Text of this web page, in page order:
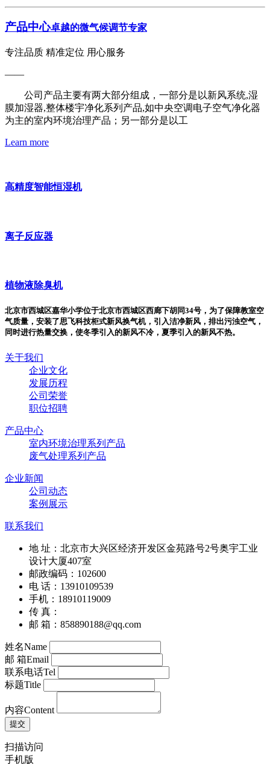
产品中心卓越的微气候调节专家
专注品质 精准定位 用心服务
——
公司产品主要有两大部分组成，一部分是以新风系统,湿
膜加湿器,整体楼宇净化系列产品,如中央空调电子空气净化器
为主的室内环境治理产品；另一部分是以工
Learn more
高精度智能恒湿机
离子反应器
植物液除臭机
北京市西城区嘉华小学位于北京市西城区西廊下胡同34号，为了保障教室空
气质量，安装了思飞科技柜式新风换气机，引入洁净新风，排出污浊空气，
同时进行热量交换，使冬季引入的新风不冷，夏季引入的新风不热。
关于我们
企业文化
发展历程
公司荣誉
职位招聘
产品中心
室内环境治理系列产品
废气处理系列产品
企业新闻
公司动态
案例展示
联系我们
地 址：北京市大兴区经济开发区金苑路号2号奥宇工业
设计大厦407室
邮政编码：102600
电 话：13910109539
手机：18910119009
传 真：
邮 箱：858890188@qq.com
姓名Name
邮 箱Email
联系电话Tel
标题Title
内容Content
扫描访问
手机版